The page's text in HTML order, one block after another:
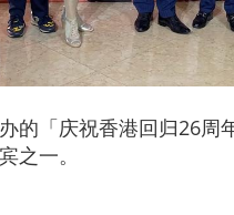
的「庆祝香港回归26
之一。